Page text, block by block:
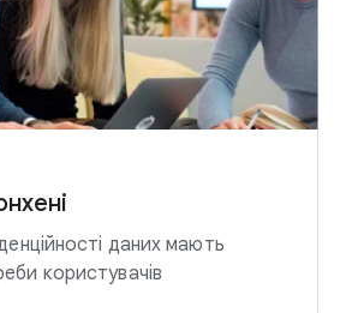
даних мають
користувачів